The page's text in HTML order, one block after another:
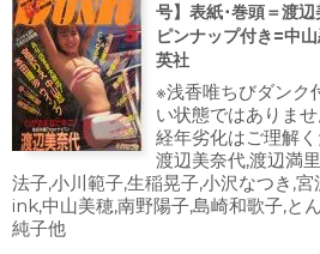
号】表紙･巻頭＝渡
ピンナップ付き=中
英社
※浅香唯ちびダンク
い状態ではありま
経年劣化はご理解く
渡辺美奈代,渡辺満
法子,小川範子,生稲晃子,小沢なつき,
ink,中山美穂,南野陽子,島崎和歌子,と
純子他